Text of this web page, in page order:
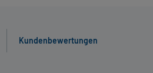
Kundenbewertungen